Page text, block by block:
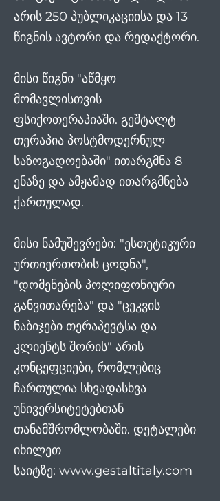
არის 250 პუბლიკაციისა და 13
წიგნის ავტორი და რედაქტორი.
მისი წიგნი "აწმყო
მომავლისთვის
ფსიქოთერაპიაში. გეშტალტ
თერაპია პოსტმოდერნულ
საზოგადოებაში" ითარგმნა 8
ენაზე და ამჟამად ითარგმნება
ქართულად.
მისი ნამუშევრები: "ესთეტიკური
ურთიერთობის ცოდნა",
"დომენების პოლიფონიური
განვითარება" და "ცეკვის
ნაბიჯები თერაპევტსა და
კლიენტს შორის" არის
კონცეფციები, რომლებიც
ჩართულია სხვადასხვა
უნივერსიტეტებთან
თანამშრომლობაში. დეტალები
იხილეთ
საიტზე: www.gestaltitaly.com